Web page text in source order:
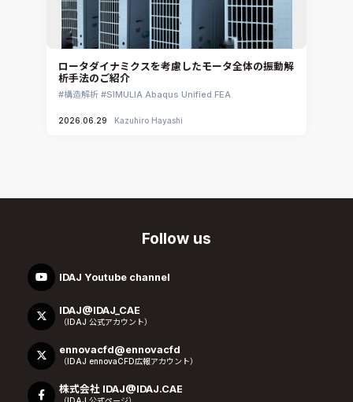
ロータダイナミクスを考慮したモータ全体の振動解
析手法のご紹介
構造解析 SIMULIA Abaqus Unified FEA
2026.06.29 Kazuhiro Hayashi
Follow us
IDAJ Youtube channel
IDAJ@IDAJ_CAE
（IDAJ 公式アカウント）
ennovacfd@ennovacfd
（IDAJ ennovaCFD広報アカウント）
株式会社 IDAJ@IDAJ.CAE